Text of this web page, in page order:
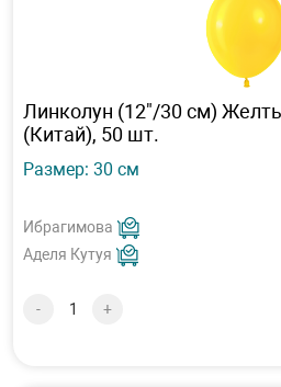
Линколун (12"/30 см)
(Китай), 50 шт.
Размер: 30 см
Ибрагимова
Аделя Кутуя
- +